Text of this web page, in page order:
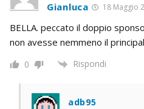
Gianluca 18 Maggio
BELLA. peccato il doppio
non avesse nemmeno il
0 Rispondi
adb95